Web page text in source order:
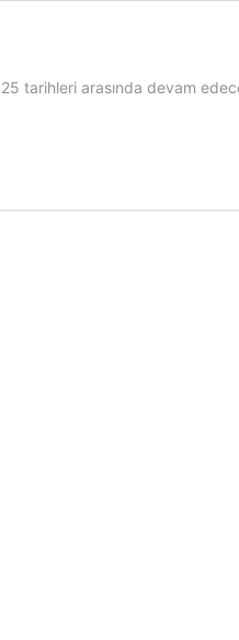
tarihleri arasında devam